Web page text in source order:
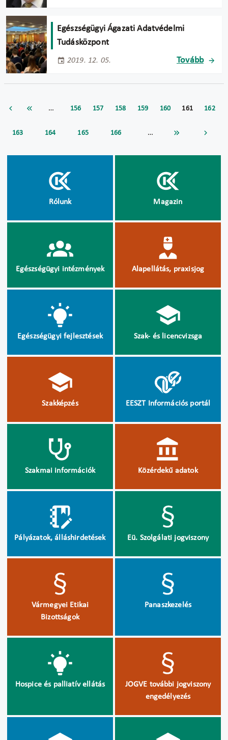
Egészségügyi Ágazati Adatvédelmi
Tudásközpont
2019. 12. 05. Tovább
… 156 157 158 159 160 161 162
163 164 165 166 …
Rólunk Magazin
Egészségügyi intézmények Alapellátás, praxisjog
Egészségügyi fejlesztések Szak- és licencvizsga
Szakképzés EESZT Információs portál
Szakmai információk Közérdekű adatok
Pályázatok, álláshirdetések Eü. Szolgálati jogviszony
Vármegyei Etikai
Bizottságok
Panaszkezelés
Hospice és palliatív ellátás
JOGVE további jogviszony
engedélyezés